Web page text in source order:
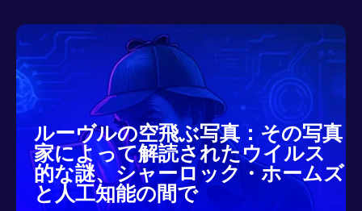
ルーヴルの空飛ぶ写真：その写真
家によって解読されたウイルス
的な謎、シャーロック・ホームズ
と人工知能の間で